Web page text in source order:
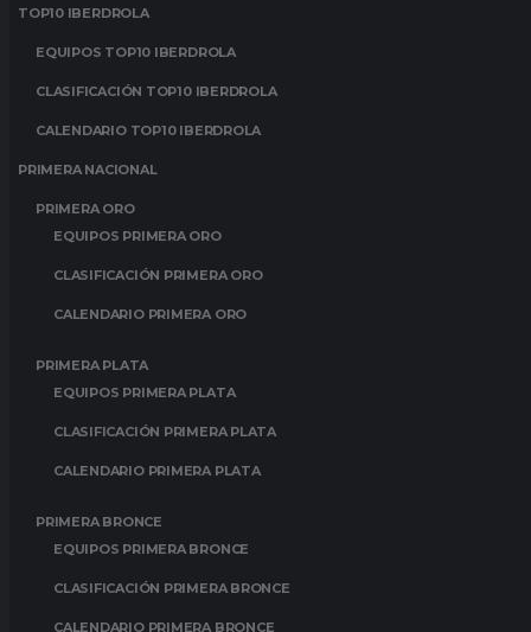
TOP10 IBERDROLA
EQUIPOS TOP10 IBERDROLA
CLASIFICACIÓN TOP10 IBERDROLA
CALENDARIO TOP10 IBERDROLA
PRIMERA NACIONAL
PRIMERA ORO
EQUIPOS PRIMERA ORO
CLASIFICACIÓN PRIMERA ORO
CALENDARIO PRIMERA ORO
PRIMERA PLATA
EQUIPOS PRIMERA PLATA
CLASIFICACIÓN PRIMERA PLATA
CALENDARIO PRIMERA PLATA
PRIMERA BRONCE
EQUIPOS PRIMERA BRONCE
CLASIFICACIÓN PRIMERA BRONCE
CALENDARIO PRIMERA BRONCE